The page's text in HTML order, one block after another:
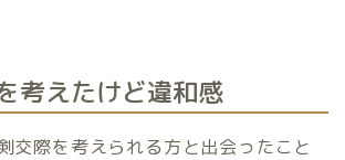
考えたけど違和感
交際を考えられる方と出会ったこと